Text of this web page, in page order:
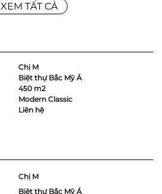
XEM TẤT CẢ
Chị M
Biệt thự Bắc Mỹ Á
450 m2
Modern Classic
Liên hệ
Chị M
Biệt thự Bắc Mỹ Á